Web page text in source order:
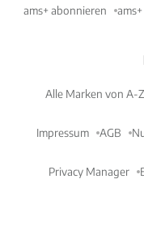
ams+ abonnieren
Alle Marken von A-Z
Impressum AGB
Privacy Manager